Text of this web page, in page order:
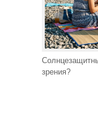
зрения?